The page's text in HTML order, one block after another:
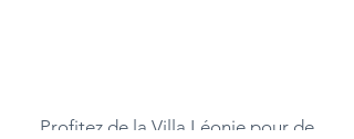
Profitez de la Villa Léonie pour de